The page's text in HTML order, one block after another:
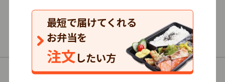
最短で届けてくれる
お弁当を
注文したい方
590円～/1食
単品注文
普通食・介護食・制限食
以下の商品（コース）があります。